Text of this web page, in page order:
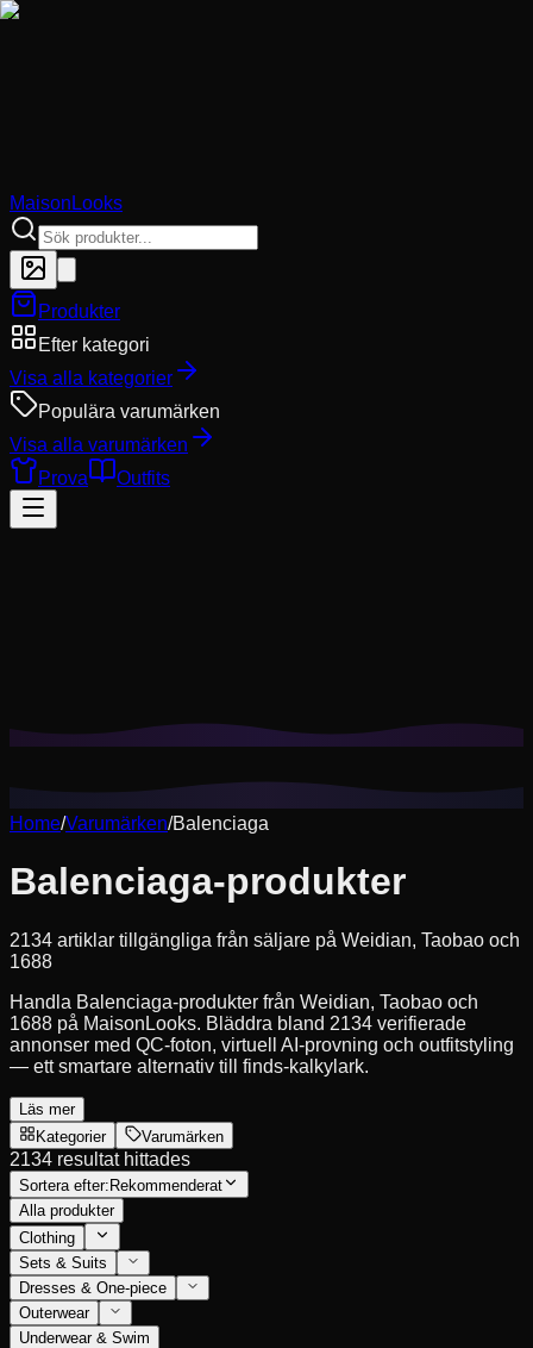
MaisonLooks
Produkter
Efter kategori
Visa alla kategorier
Populära varumärken
Visa alla varumärken
Prova
Outfits
Home/Varumärken/Balenciaga
Balenciaga-produkter
2134 artiklar tillgängliga från säljare på Weidian, Taobao och
1688
Handla Balenciaga-produkter från Weidian, Taobao och
1688 på MaisonLooks. Bläddra bland 2134 verifierade
annonser med QC-foton, virtuell AI-provning och outfitstyling
— ett smartare alternativ till finds-kalkylark.
Läs mer
Kategorier
Varumärken
2134 resultat hittades
Sortera efter: Rekommenderat
Alla produkter
Clothing
Sets & Suits
Dresses & One-piece
Outerwear
Underwear & Swim